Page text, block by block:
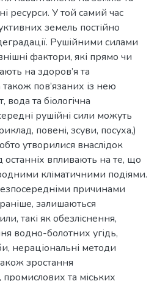
ресурси. У той самий час
земель постійно
Рушійними силами
фактори, які прямо чи
на здоров’я та
також пов’язаних із нею
вода та біологічна
рушійні сили можуть
повені, зсуви, посуха,)
утворилися внаслідок
останніх впливають на те, що
кліматичними подіями.
причинами
залишаються
такі як обезліснення,
водно-болотних угідь,
нераціональні методи
зростання
промислових та міських